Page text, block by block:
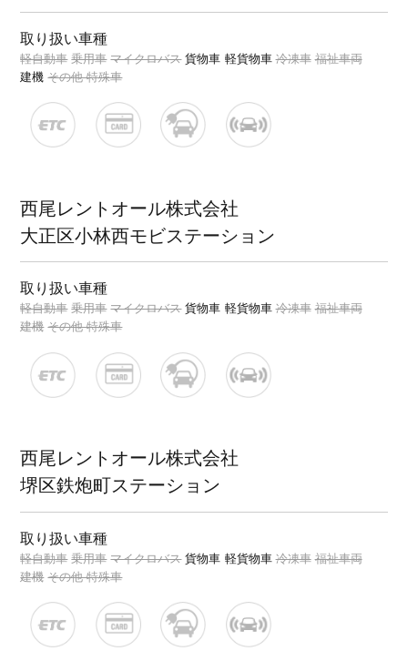
取り扱い車種
軽自動車 乗用車 マイクロバス 貨物車 軽貨物車 冷凍車 福祉車両
建機 その他 特殊車
西尾レントオール株式会社
大正区小林西モビステーション
取り扱い車種
軽自動車 乗用車 マイクロバス 貨物車 軽貨物車 冷凍車 福祉車両
建機 その他 特殊車
西尾レントオール株式会社
堺区鉄炮町ステーション
取り扱い車種
軽自動車 乗用車 マイクロバス 貨物車 軽貨物車 冷凍車 福祉車両
建機 その他 特殊車